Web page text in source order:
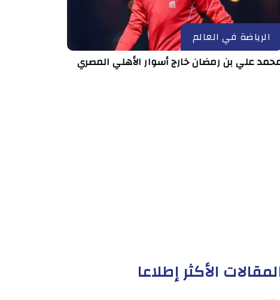
الرياضة في العالم
علي بن رمضان خارج أسوار الأهلي المصري
الأكثر إطلاعا